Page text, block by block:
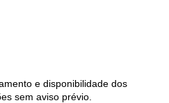
e disponibilidade dos
sem aviso prévio.